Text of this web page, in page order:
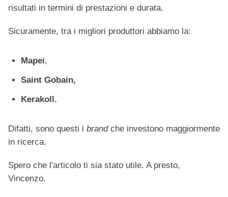
risultati in termini di prestazioni e durata.
Sicuramente, tra i migliori produttori abbiamo la:
Mapei,
Saint Gobain,
Kerakoll.
Difatti, sono questi i brandche investono maggiormente
in ricerca.
Spero che l'articolo ti sia stato utile. A presto,
Vincenzo.